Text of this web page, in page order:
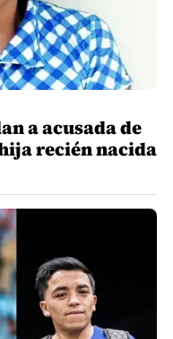
a acusada de
recién nacida